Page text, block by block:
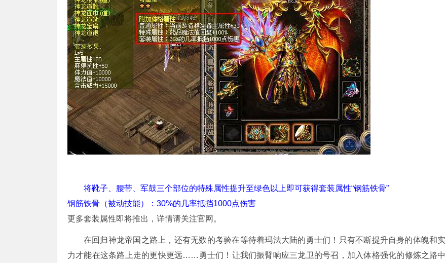
将靴子、腰带、军鼓三个部位的特殊属性提升至绿色以上即可获得套装属性“钢筋铁骨”
钢筋铁骨（被动技能）：30%的几率抵挡1000点伤害
更多套装属性即将推出，详情请关注官网。
在回归神龙帝国之路上，还有无数的考验在等待着玛法大陆的勇士们！只有不断提升自身的体魄和实
力才能在这条路上走的更快更远……勇士们！让我们振臂响应三龙卫的号召，加入体格强化的修炼之路中